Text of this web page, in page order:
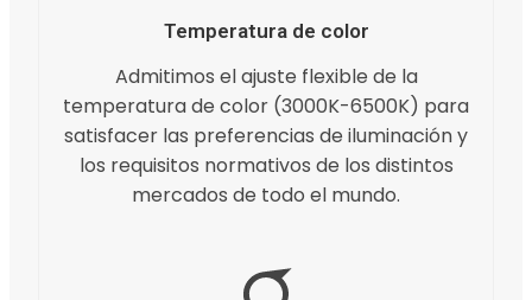
Temperatura de color
Admitimos el ajuste flexible de la
temperatura de color (3000K-6500K) para
satisfacer las preferencias de iluminación y
los requisitos normativos de los distintos
mercados de todo el mundo.